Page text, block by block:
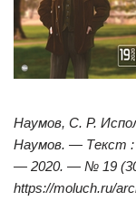
Наумов, С. Р.
Наумов. — Текст :
— 2020. — № 19
https://moluch.ru/